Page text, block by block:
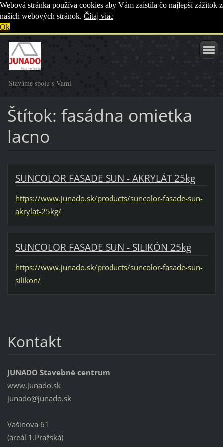
Webová stránka používa cookies aby Vám zaistila čo najlepší zážitok z
našich webových stránok. Čítaj viac
Ok
Staváme spolu s Vami
Štítok: fasádna omietka
lacno
SUNCOLOR FASADE SUN - AKRYLÁT 25kg
https://www.junado.sk/products/suncolor-fasade-sun-
akrylat-25kg/
SUNCOLOR FASADE SUN - SILIKÓN 25kg
https://www.junado.sk/products/suncolor-fasade-sun-
silikon/
Kontakt
JUNADO Stavebné centrum
www.junado.sk
junado@junado.sk
Vašinova 61
(areál 1.Pražská)